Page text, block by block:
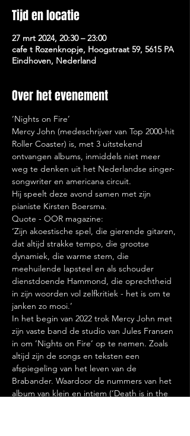
Tijd en locatie
27 mrt 2024, 20:30 – 23:00
cafe t Rozenknopje, Hoogstraat 59, 5615 PA
Eindhoven, Nederland
Over het evenement
‘Nights on Fire’
Mercy John (medeschrijver van Top 2000-hit
Roller Coaster) is, met 3 uitstekend
ontvangen albums, inmiddels niet meer
weg te denken uit het Nederlandse singer-
songwriter en americana circuit.
Hij speelt deze avond samen met zijn
pianiste Kirsten Boersma.
Quote - OOR magazine:
‘Zijn akoestische spel, die gierende gitaren,
dat altijd strakke tempo, die grootse
dynamiek, die warme stem, die
meehuilende lapsteel en als schouder
dienstdoende Hammond, die oprechtheid
in zijn woorden vol zelfkritiek - het is om te
janken zo mooi.’
In het begin van 2022 trok Mercy John met
zijn vaste band de studio van Jules Fransen
in om ’Nights on Fire’ op te nemen. Zoals
altijd zijn de songs en teksten een
afspiegeling van het leven van de
Brabander. Waardoor de nummers van het
album van klein en intiem (‘Death is in the